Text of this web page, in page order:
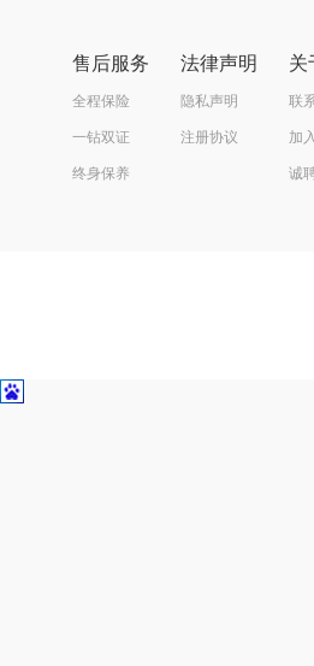
售后服务
全程保险
一钻双证
终身保养
法律声明
隐私声明
注册协议
关
联
加
诚